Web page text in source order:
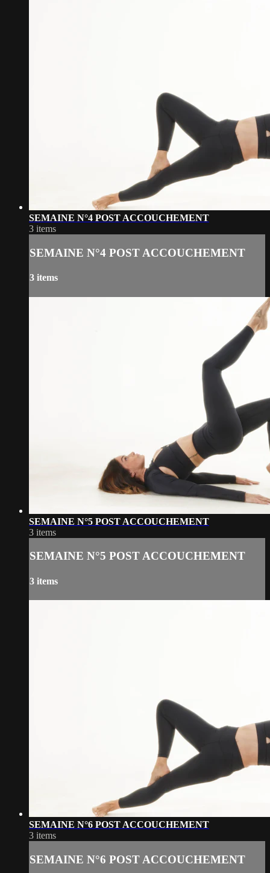
SEMAINE N°4 POST ACCOUCHEMENT
3 items
SEMAINE N°4 POST ACCOUCHEMENT
3 items
SEMAINE N°5 POST ACCOUCHEMENT
3 items
SEMAINE N°5 POST ACCOUCHEMENT
3 items
SEMAINE N°6 POST ACCOUCHEMENT
3 items
SEMAINE N°6 POST ACCOUCHEMENT